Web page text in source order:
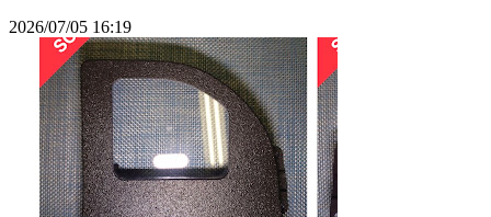
2026/07/05 16:19